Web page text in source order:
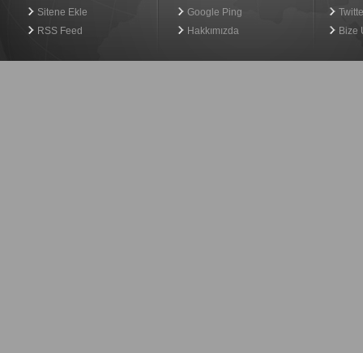
Sitene Ekle
RSS Feed
Google Ping
Hakkımızda
Bize